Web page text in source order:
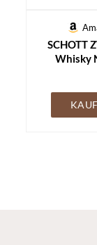
SCHOTT
Whisky
Nosing